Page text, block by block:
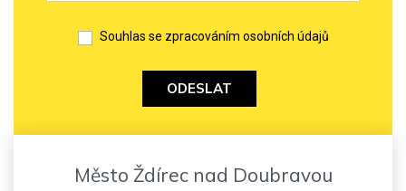
Souhlas se zpracováním osobních údajů
ODESLAT
Město Ždírec nad Doubravou